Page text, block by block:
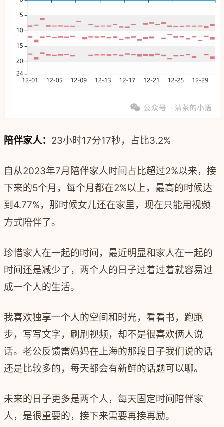
陪伴家人： 23小时17分17秒，占比3.2%
自从2023年7月陪伴家人时间占比超过2%以来，接
下来的5个月，每个月都在2%以上，最高的时候达
到4.77%，那时候女儿还在家里，现在只能用视频
方式陪伴了。
珍惜家人在一起的时间，最近明显和家人在一起的
时间还是减少了，两个人的日子过着过着就容易过
成一个人的生活。
我喜欢独享一个人的空间和时光，看看书，跑跑
步，写写文字，刷刷视频，却不是很喜欢俩人说
话。老公反馈雷妈妈在上海的那段日子我们说的话
还是比较多的，每天都会有新鲜的话题可以聊。
未来的日子更多是两个人，每天固定时间陪伴家
人，是很重要的，接下来需要再接再励。